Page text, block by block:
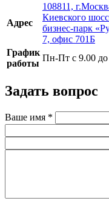
Адрес
108811,
Киевского
бизнес-парк
7, офис 701Б
График
работы
Пн-Пт с 9.00 до
Задать вопрос
Ваше имя *